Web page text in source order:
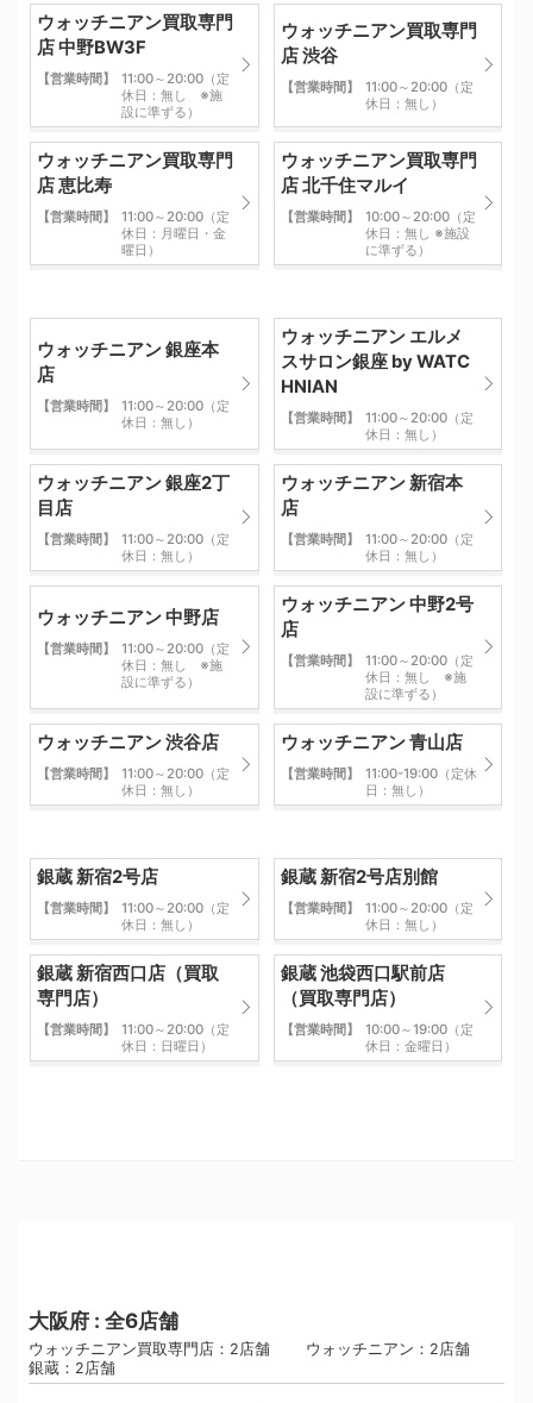
ウォッチニアン買取専門
店 中野BW3F
【営業時間】
11:00～20:00（定
休日：無し ※施
設に準ずる）
ウォッチニアン買取専門
店 渋谷
【営業時間】
11:00～20:00（定
休日：無し）
ウォッチニアン買取専門
店 恵比寿
【営業時間】
11:00～20:00（定
休日：月曜日・金
曜日）
ウォッチニアン買取専門
店 北千住マルイ
【営業時間】
10:00～20:00（定
休日：無し ※施設
に準ずる）
ウォッチニアン 銀座本
店
【営業時間】
11:00～20:00（定
休日：無し）
ウォッチニアン エルメ
スサロン銀座 by WATC
HNIAN
【営業時間】
11:00～20:00（定
休日：無し）
ウォッチニアン 銀座2丁
目店
【営業時間】
11:00～20:00（定
休日：無し）
ウォッチニアン 新宿本
店
【営業時間】
11:00～20:00（定
休日：無し）
ウォッチニアン 中野店
【営業時間】
11:00～20:00（定
休日：無し ※施
設に準ずる）
ウォッチニアン 中野2号
店
【営業時間】
11:00～20:00（定
休日：無し ※施
設に準ずる）
ウォッチニアン 渋谷店
【営業時間】
11:00～20:00（定
休日：無し）
ウォッチニアン 青山店
【営業時間】
11:00-19:00（定休
日：無し）
銀蔵 新宿2号店
【営業時間】
11:00～20:00（定
休日：無し）
銀蔵 新宿2号店別館
【営業時間】
11:00～20:00（定
休日：無し）
銀蔵 新宿西口店（買取
専門店）
【営業時間】
11:00～20:00（定
休日：日曜日）
銀蔵 池袋西口駅前店
（買取専門店）
【営業時間】
10:00～19:00（定
休日：金曜日）
大阪府 : 全6店舗
ウォッチニアン買取専門店：2店舗 ウォッチニアン：2店舗
銀蔵：2店舗